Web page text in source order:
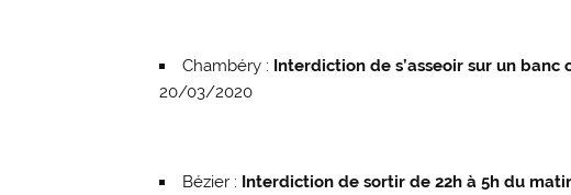
Chambéry : Interdiction de s’asseoir sur un banc
20/03/2020
Bézier : Interdiction de sortir de 22h à 5h du